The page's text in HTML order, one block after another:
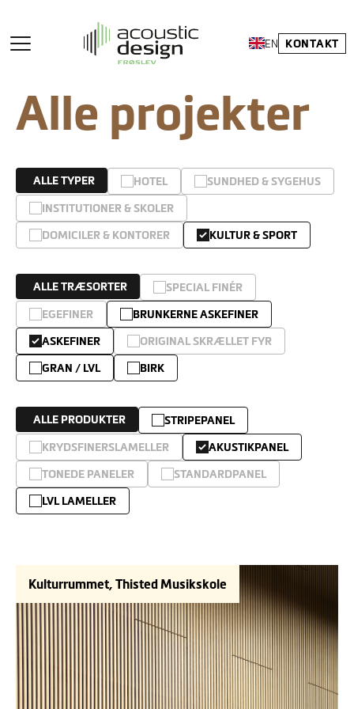
EN KONTAKT
Alle projekter
ALLE TYPER HOTEL
SUNDHED & SYGEHUS
INSTITUTIONER & SKOLER
DOMICILER & KONTORER
KULTUR & SPORT
ALLE TRÆSORTER
SPECIAL FINÉR
EGEFINER
BRUNKERNE ASKEFINER
ASKEFINER
ORIGINAL SKRÆLLET FYR
GRAN / LVL
BIRK
ALLE PRODUKTER
STRIPEPANEL
KRYDSFINERSLAMELLER
AKUSTIKPANEL
TONEDE PANELER
STANDARDPANEL
LVL LAMELLER
Kulturrummet, Thisted Musikskole